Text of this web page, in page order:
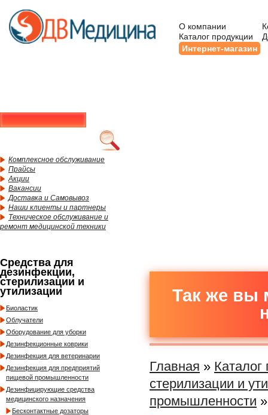
О компании
Каталог продукции
Интернет-магазин
Комплексное обслуживание
Прайсы
Акции
Вакансии
Доставка и Самовывоз
Наши клиенты и партнеры
Техническое обслуживание и
ремонт медицинской техники
Средства для
дезинфекции,
стерилизации и
утилизации
Биоластик
Облучатели
Оборудование для уборки
Дезинфекционные коврики
Дезинфекция для ветеринарии
Дезинфекция для предприятий
пищевой промышленности
Дезинфицирующие средства
медицинского назначения
Бесконтактные дозаторы
Так же вы
Главная » Каталог
стерилизации и
промышленности